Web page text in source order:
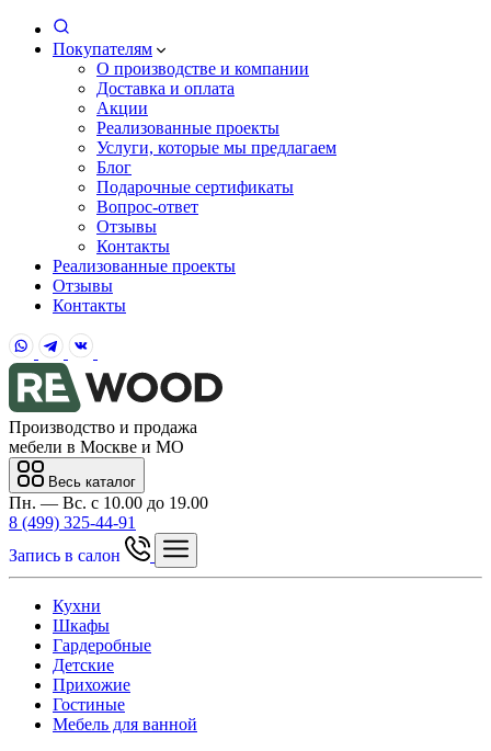
Покупателям
О производстве и компании
Доставка и оплата
Акции
Реализованные проекты
Услуги, которые мы предлагаем
Блог
Подарочные сертификаты
Вопрос-ответ
Отзывы
Контакты
Реализованные проекты
Отзывы
Контакты
Производство и продажа
мебели в Москве и МО
Весь каталог
Пн. — Вс. с 10.00 до 19.00
8 (499) 325-44-91
Запись в салон
Кухни
Шкафы
Гардеробные
Детские
Прихожие
Гостиные
Мебель для ванной